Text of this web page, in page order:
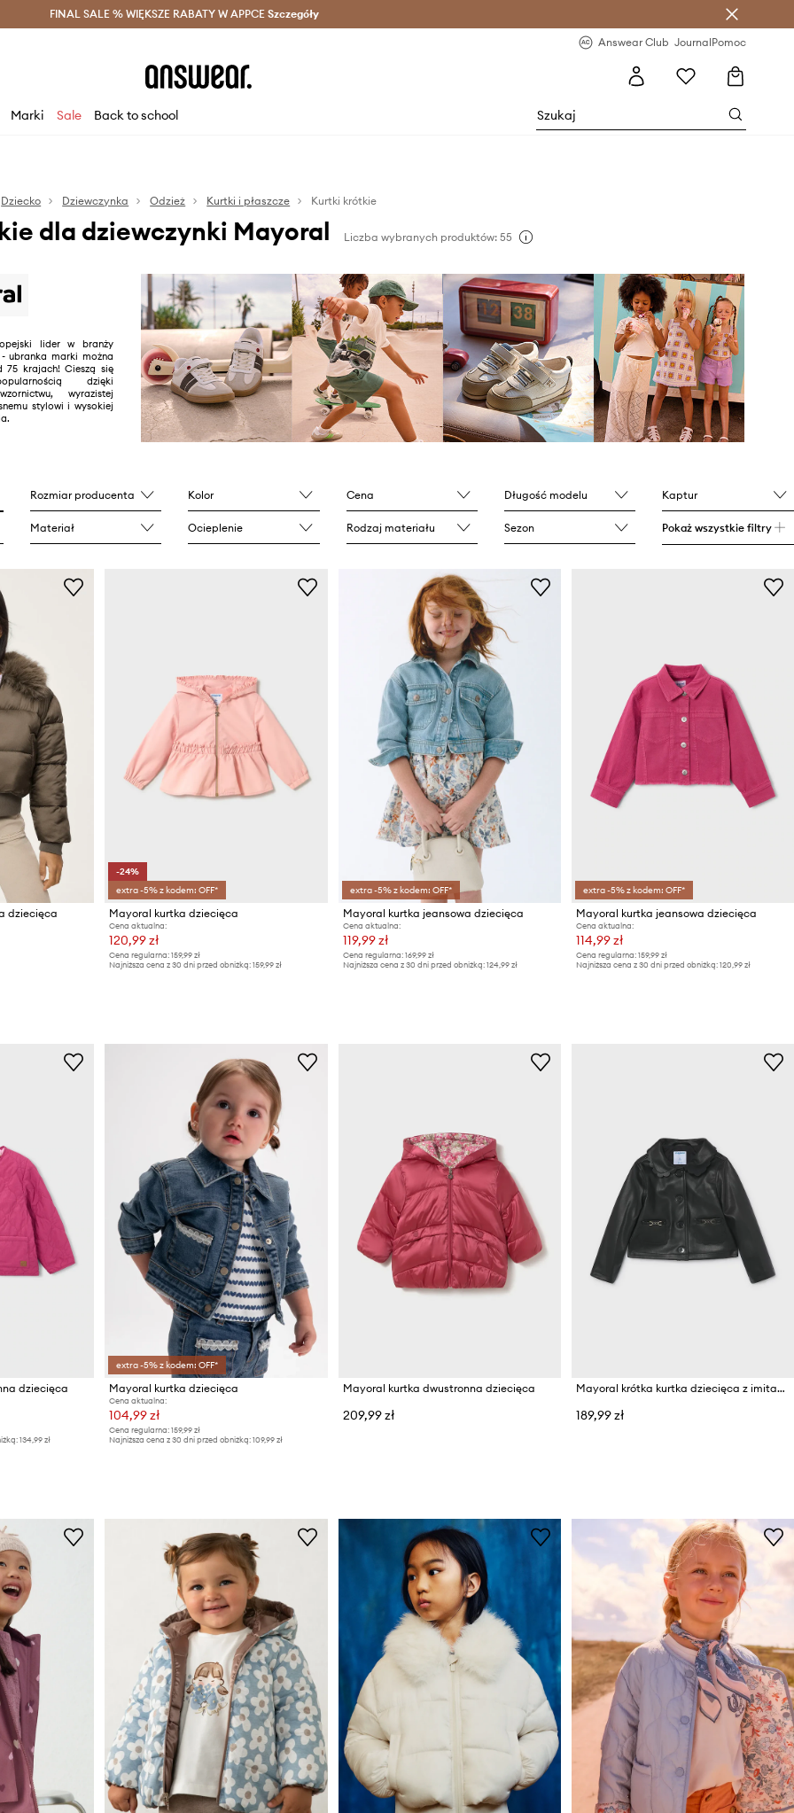
Oszczędzaj z Answear Club > Dostawa nawet w 24h >
FINAL SALE % WIĘKSZE RABATY W APPCE Szczegóły
Answear Club JournalPomoc
Marki Sale Back to school
Dziecko Dziewczynka Odzież Kurtki i płaszcze Kurtki krótkie
dla dziewczynki Mayoral Liczba wybranych produktów: 55
lider w branży
ubranka marki można
75 krajach! Cieszą się
dzięki
wyrazistej
stylowi i wysokiej
Rozmiar producenta Kolor Cena Długość modelu Kaptur
Materiał Ocieplenie Rodzaj materiału Sezon Pokaż wszystkie filtry
dziecięca
-24%
extra -5% z kodem: OFF*
Mayoral kurtka dziecięca
Cena aktualna:
120,99 zł
Cena regularna: 159,99 zł
Najniższa cena z 30 dni przed obniżką: 159,99 zł
extra -5% z kodem: OFF*
Mayoral kurtka jeansowa dziecięca
Cena aktualna:
119,99 zł
Cena regularna: 169,99 zł
Najniższa cena z 30 dni przed obniżką: 124,99 zł
extra -5% z kodem: OFF*
Mayoral kurtka jeansowa dziecięca
Cena aktualna:
114,99 zł
Cena regularna: 159,99 zł
Najniższa cena z 30 dni przed obniżką: 120,99 zł
dziecięca
134,99 zł
extra -5% z kodem: OFF*
Mayoral kurtka dziecięca
Cena aktualna:
104,99 zł
Cena regularna: 159,99 zł
Najniższa cena z 30 dni przed obniżką: 109,99 zł
Mayoral kurtka dwustronna dziecięca
209,99 zł
Mayoral krótka kurtka dziecięca z imitacji skóry
189,99 zł